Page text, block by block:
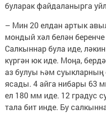
буларак файдаланырга
– Мин 20 елдан артык
мондый хәл белән
Салкыннар була иде,
күргән юк иде. Моңа,
аз булуы һәм
ясады. 4 айга нибары 63
ел 180 мм иде. 12 градус
тала бит инде. Бу